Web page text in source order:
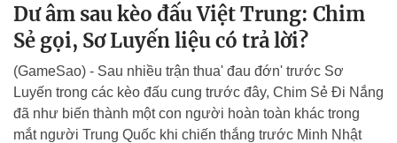
Dư âm sau kèo đấu Việt Trung: Chim
Sẻ gọi, Sơ Luyến liệu có trả lời?
(GameSao) - Sau nhiều trận thua' đau đớn' trước Sơ
Luyến trong các kèo đấu cung trước đây, Chim Sẻ Đi Nắng
đã như biến thành một con người hoàn toàn khác trong
mắt người Trung Quốc khi chiến thắng trước Minh Nhật